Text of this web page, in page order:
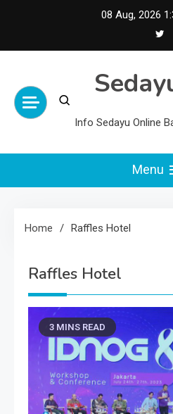
08 Aug, 2026
Info Sedayu Online
Menu
Home Raffles Hotel
Raffles Hotel
3 MINS READ